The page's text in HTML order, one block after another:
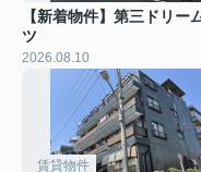
【新着物件】第三ドリー
ツ
2026.08.10
賃貸物件